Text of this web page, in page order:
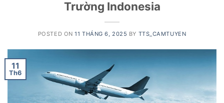
Trường Indonesia
POSTED ON11 THÁNG 6, 2025 BY TTS_CAMTUYEN
11
Th6